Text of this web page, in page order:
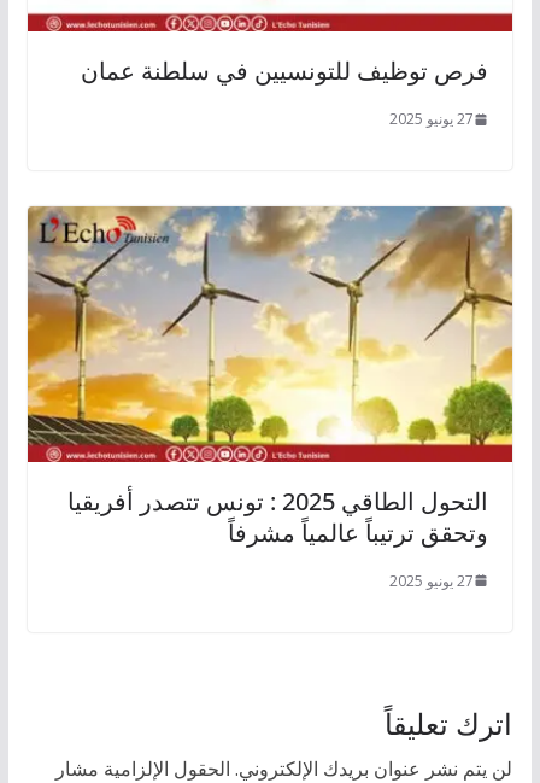
فرص توظيف للتونسيين في سلطنة عمان
27 يونيو 2025
التحول الطاقي 2025 : تونس تتصدر أفريقيا
وتحقق ترتيباً عالمياً مشرفاً
27 يونيو 2025
اترك تعليقاً
لن يتم نشر عنوان بريدك الإلكتروني. الحقول الإلزامية مشار